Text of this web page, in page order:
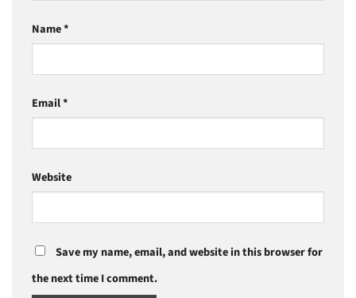
Name*
Email*
Website
Save my name, email, and website in this browser for
the next time I comment.